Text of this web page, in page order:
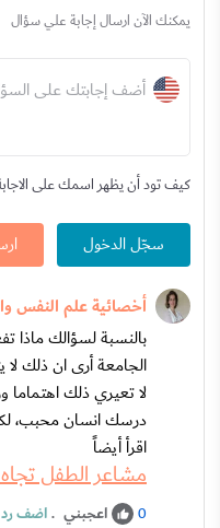
يمكنك الآن ارسال إجابة علي سؤال
أضف إجابتك على
كيف تود أن يظهر اسمك على
سجّل الدخول
أخصائية علم النفس
بالنسبة لسؤالك ماذا
الجامعة أرى ان ذلك لا
لا تعيري ذلك
درسك انسان محبب،
اقرأ أيضاً
مشاعر الطفل
0 اعجبني .اضف رد